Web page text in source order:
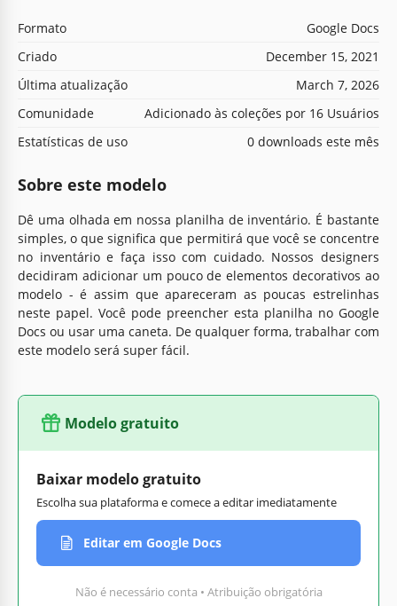
Formato
Google Docs
Criado
December 15, 2021
Última atualização
March 7, 2026
Comunidade
Adicionado às coleções por 16 Usuários
Estatísticas de uso
0 downloads este mês
Sobre este modelo
Dê uma olhada em nossa planilha de inventário. É bastante
simples, o que significa que permitirá que você se concentre
no inventário e faça isso com cuidado. Nossos designers
decidiram adicionar um pouco de elementos decorativos ao
modelo - é assim que apareceram as poucas estrelinhas
neste papel. Você pode preencher esta planilha no Google
Docs ou usar uma caneta. De qualquer forma, trabalhar com
este modelo será super fácil.
Modelo gratuito
Baixar modelo gratuito
Escolha sua plataforma e comece a editar imediatamente
Editar em Google Docs
Não é necessário conta • Atribuição obrigatória